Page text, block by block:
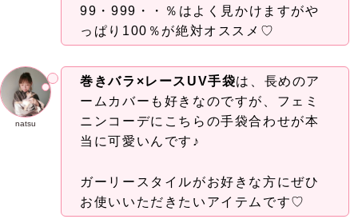
99・999・・％はよく見かけますがや
っぱり100％が絶対オススメ♡
natsu
巻きバラ×レースUV手袋は、長めのア
ームカバーも好きなのですが、フェミ
ニンコーデにこちらの手袋合わせが本
当に可愛いんです♪
ガーリースタイルがお好きな方にぜひ
お使いいただきたいアイテムです♡